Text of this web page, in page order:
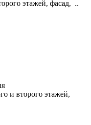
этажей, фасад, ..
и второго этажей,